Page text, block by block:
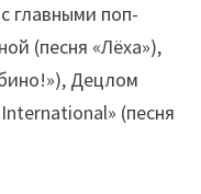
главными поп-
(песня «Лёха»),
Децлом
(песня